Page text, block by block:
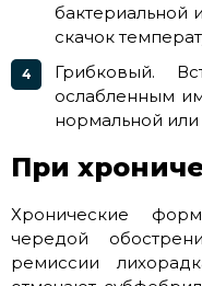
бактериальной
скачок
Грибковый.
ослабленным
нормальной
При
Хронические
чередой
ремиссии